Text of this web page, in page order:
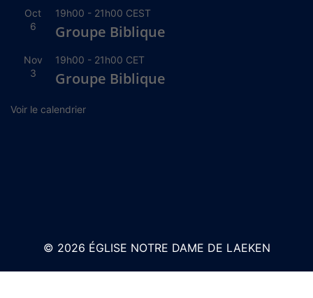
Oct
6
19h00 - 21h00 CEST
Groupe Biblique
Nov
3
19h00 - 21h00 CET
Groupe Biblique
Voir le calendrier
© 2026 ÉGLISE NOTRE DAME DE LAEKEN